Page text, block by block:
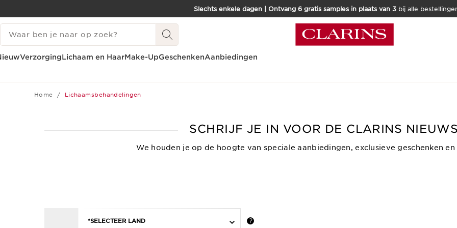
DOORGAAN NAAR INHOUD
GA NAAR DE VOETTEKST
Slechts enkele dagen | Ontvang 6 gratis samples in plaats van 3 bij alle
ZOEKGESCHIEDENIS
VerzorgingLichaam en HaarMake-UpGeschenkenAanbiedingen
Home Lichaamsbehandelingen
SCHRIJF JE IN VOOR DE CLARINS
We houden je op de hoogte van speciale aanbiedingen, exclusieve geschenken
*SELECTEER LAND